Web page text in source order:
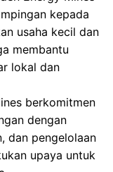
kepada
usaha kecil dan
membantu
lokal dan
berkomitmen
dengan
dan pengelolaan
upaya untuk